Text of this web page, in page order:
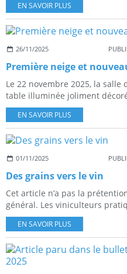
EN SAVOIR PLUS
26/11/2025
Première neige et
Le 22 novembre 2025, la
table illuminée joliment
EN SAVOIR PLUS
01/11/2025
Des grains vers le vin
Cet article n’a pas la
général. Les viniculteurs
EN SAVOIR PLUS